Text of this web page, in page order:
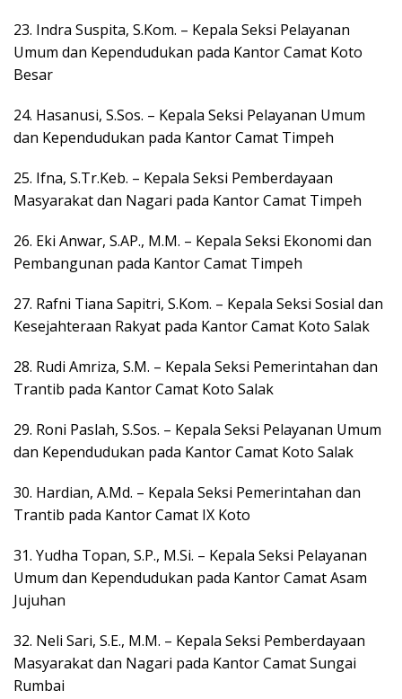
23. Indra Suspita, S.Kom. – Kepala Seksi Pelayanan
Umum dan Kependudukan pada Kantor Camat Koto
Besar
24. Hasanusi, S.Sos. – Kepala Seksi Pelayanan Umum
dan Kependudukan pada Kantor Camat Timpeh
25. Ifna, S.Tr.Keb. – Kepala Seksi Pemberdayaan
Masyarakat dan Nagari pada Kantor Camat Timpeh
26. Eki Anwar, S.AP., M.M. – Kepala Seksi Ekonomi dan
Pembangunan pada Kantor Camat Timpeh
27. Rafni Tiana Sapitri, S.Kom. – Kepala Seksi Sosial dan
Kesejahteraan Rakyat pada Kantor Camat Koto Salak
28. Rudi Amriza, S.M. – Kepala Seksi Pemerintahan dan
Trantib pada Kantor Camat Koto Salak
29. Roni Paslah, S.Sos. – Kepala Seksi Pelayanan Umum
dan Kependudukan pada Kantor Camat Koto Salak
30. Hardian, A.Md. – Kepala Seksi Pemerintahan dan
Trantib pada Kantor Camat IX Koto
31. Yudha Topan, S.P., M.Si. – Kepala Seksi Pelayanan
Umum dan Kependudukan pada Kantor Camat Asam
Jujuhan
32. Neli Sari, S.E., M.M. – Kepala Seksi Pemberdayaan
Masyarakat dan Nagari pada Kantor Camat Sungai
Rumbai